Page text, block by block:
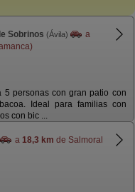
Sobrinos (Ávila)
a
5 personas con gran patio con
Ideal para familias con
con bic ...
a 18,3 km de Salmoral